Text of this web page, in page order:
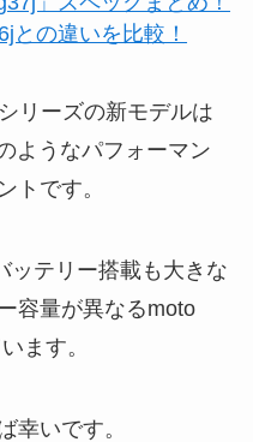
との違いを比較！
リーズの新モデルは
ようなパフォーマン
トです。
ッテリー搭載も大きな
容量が異なるmoto
ます。
幸いです。